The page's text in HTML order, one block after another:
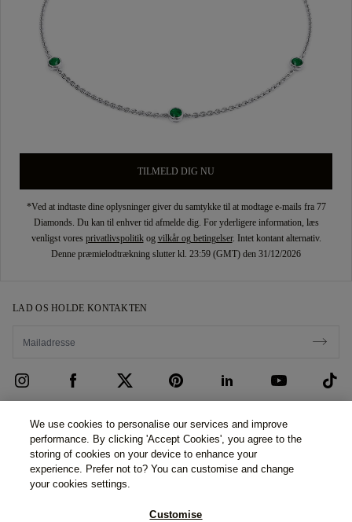
TILMELD DIG NU
*Ved at indtaste dine oplysninger giver du samtykke til at modtage e-mails fra 77
Diamonds. Du kan til enhver tid afmelde dig. For yderligere information, læs
venligst vores privatlivspolitikog vilkår og betingelser. Intet kontant alternativ.
Denne præmielodtrækning slutter kl. 23:59 (GMT) den 31/12/2026
LAD OS HOLDE KONTAKTEN
KUNDEPLEJE
Kontakt os
Book et møde
OM OS
Vores Historie
LOV OG PRIVATLIV
We use cookies to personalise our services and improve
performance. By clicking 'Accept Cookies', you agree to the
storing of cookies on your device to enhance your
experience. Prefer not to? You can customise and change
your cookies settings.
Customise